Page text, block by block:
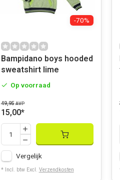
-70%
Bampidano boys hooded
sweatshirt lime
Op voorraad
49,95 AVP
15,00*
Vergelijk
* Incl. btw Excl. Verzendkosten